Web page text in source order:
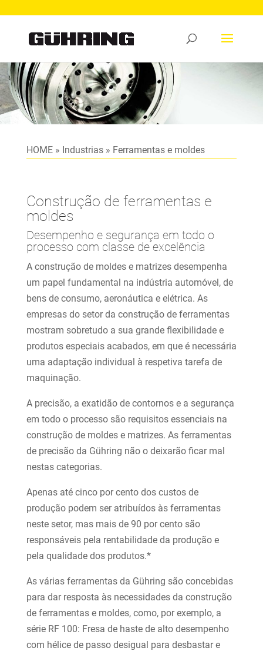
HOME» Industrias» Ferramentas e moldes
Construção de ferramentas e
moldes
Desempenho e segurança em todo o
processo com classe de excelência
A construção de moldes e matrizes desempenha
um papel fundamental na indústria automóvel, de
bens de consumo, aeronáutica e elétrica. As
empresas do setor da construção de ferramentas
mostram sobretudo a sua grande flexibilidade e
produtos especiais acabados, em que é necessária
uma adaptação individual à respetiva tarefa de
maquinação.
A precisão, a exatidão de contornos e a segurança
em todo o processo são requisitos essenciais na
construção de moldes e matrizes. As ferramentas
de precisão da Gühring não o deixarão ficar mal
nestas categorias.
Apenas até cinco por cento dos custos de
produção podem ser atribuídos às ferramentas
neste setor, mas mais de 90 por cento são
responsáveis pela rentabilidade da produção e
pela qualidade dos produtos.*
As várias ferramentas da Gühring são concebidas
para dar resposta às necessidades da construção
de ferramentas e moldes, como, por exemplo, a
série RF 100: Fresa de haste de alto desempenho
com hélice de passo desigual para desbastar e